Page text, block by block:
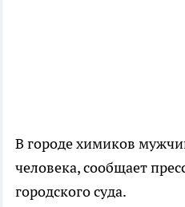
В городе химиков
человека, сообщает
городского суда.